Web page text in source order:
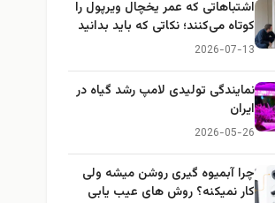
اشتباهاتی که عمر یخچال ویرپول را
کوتاه می‌کنند؛ نکاتی که باید بدانید
2026-07-13
نمایندگی تولیدی لامپ رشد گیاه در
ایران
2026-05-26
چرا آبمیوه گیری روشن میشه ولی
کار نمیکنه؟ روش های عیب یابی